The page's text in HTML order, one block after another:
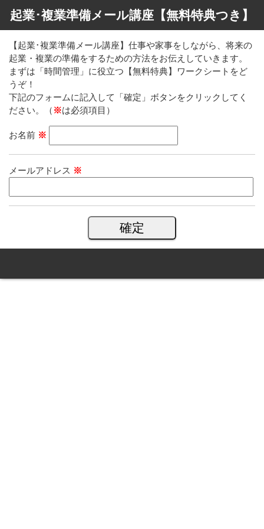
起業･複業準備メール講座【無料特典つき】
【起業･複業準備メール講座】仕事や家事をしながら、将来の
起業・複業の準備をするための方法をお伝えしていきます。
まずは「時間管理」に役立つ【無料特典】ワークシートをど
うぞ！
下記のフォームに記入して「確定」ボタンをクリックしてく
ださい。（ ※は必須項目）
お名前 ※
メールアドレス ※